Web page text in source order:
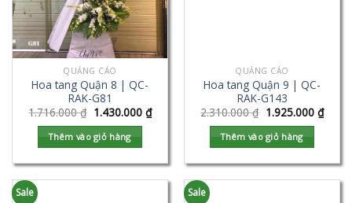
QUẢNG CÁO
Hoa tang Quận 8 | QC-
RAK-G81
1.716.000₫ 1.430.000 ₫
Thêm vào giỏ hàng
QUẢNG CÁO
Hoa tang Quận 9 | QC-
RAK-G143
2.310.000₫ 1.925.000 ₫
Thêm vào giỏ hàng
Sale Sale